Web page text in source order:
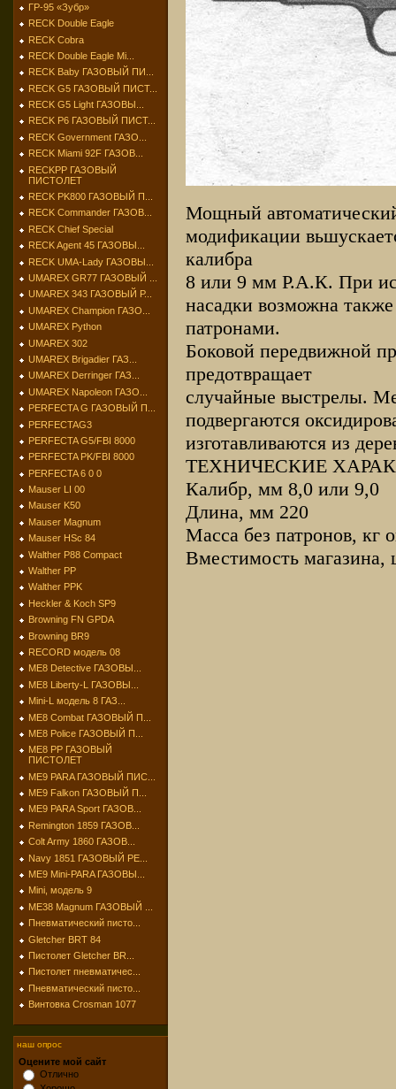
ГР-95 «Зубр»
RECK Double Eagle
RECK Cobra
RECK Double Eagle Mi...
RECK Baby ГАЗОВЫЙ ПИ...
RECK G5 ГАЗОВЫЙ ПИСТ...
RECK G5 Light ГАЗОВЫ...
RECK P6 ГАЗОВЫЙ ПИСТ...
RECK Government ГАЗО...
RECK Miami 92F ГАЗОВ...
RECKPP ГАЗОВЫЙ
ПИСТОЛЕТ
RECK PK800 ГАЗОВЫЙ П...
RECK Commander ГАЗОВ...
RECK Chief Special
RECK Agent 45 ГАЗОВЫ...
RECK UMA-Lady ГАЗОВЫ...
UMAREX GR77 ГАЗОВЫЙ ...
UMAREX 343 ГАЗОВЫЙ Р...
UMAREX Champion ГАЗО...
UMAREX Python
UMAREX 302
UMAREX Brigadier ГАЗ...
UMAREX Derringer ГАЗ...
UMAREX Napoleon ГАЗО...
PERFECTA G ГАЗОВЫЙ П...
PERFECTAG3
PERFECTA G5/FBI 8000
PERFECTA PK/FBI 8000
PERFECTA 6 0 0
Mauser LI 00
Mauser K50
Mauser Magnum
Mauser HSc 84
Walther P88 Compact
Walther PP
Walther PPK
Heckler & Koch SP9
Browning FN GPDA
Browning BR9
RECORD модель 08
МЕ8 Detective ГАЗОВЫ...
МЕ8 Liberty-L ГАЗОВЫ...
Mini-L модель 8 ГАЗ...
МЕ8 Combat ГАЗОВЫЙ П...
МЕ8 Police ГАЗОВЫЙ П...
МЕ8 РР ГАЗОВЫЙ
ПИСТОЛЕТ
МЕ9 PARA ГАЗОВЫЙ ПИС...
МЕ9 Falkon ГАЗОВЫЙ П...
МЕ9 PARA Sport ГАЗОВ...
Remington 1859 ГАЗОВ...
Colt Army 1860 ГАЗОВ...
Navy 1851 ГАЗОВЫЙ РЕ...
МЕ9 Mini-PARA ГАЗОВЫ...
Mini, модель 9
МЕ38 Magnum ГАЗОВЫЙ ...
Пневматический писто...
Gletcher BRT 84
Пистолет Gletcher BR...
Пистолет пневматичес...
Пневматический писто...
Винтовка Crosman 1077
наш опрос
Оцените мой сайт
Отлично
Мощный
модификации
калибра
8 или 9 мм Р.А.К. При
насадки возможна
патронами.
Боковой передвижной
предотвращает
случайные выстрелы.
подвергаются
изготавливаются из
ТЕХНИЧЕСКИЕ
Калибр, мм 8,0 или 9,0
Длина, мм 220
Масса без патронов, кг
Вместимость магазина,